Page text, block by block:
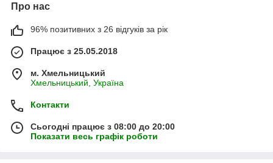
Про нас
96% позитивних з 26 відгуків за рік
Працює з 25.05.2018
м. Хмельницький
Хмельницький, Україна
Контакти
Сьогодні працює з 08:00 до 20:00
Показати весь графік роботи